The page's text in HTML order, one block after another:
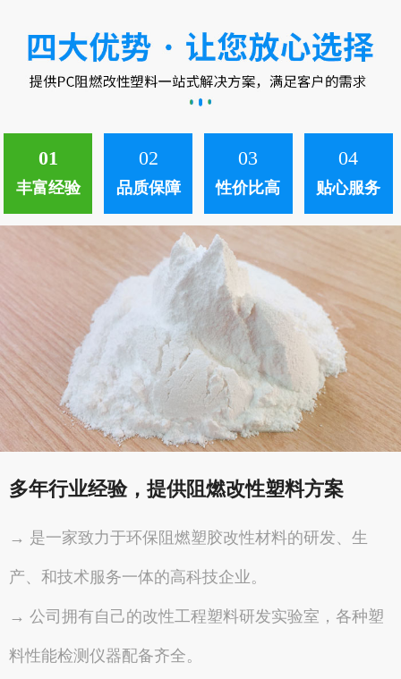
01
丰富经验
02
品质保障
03
性价比高
04
贴心服务
多年行业经验，提供阻燃改性塑料方案
→ 是一家致力于环保阻燃塑胶改性材料的研发、生
产、和技术服务一体的高科技企业。
→ 公司拥有自己的改性工程塑料研发实验室，各种塑
料性能检测仪器配备齐全。